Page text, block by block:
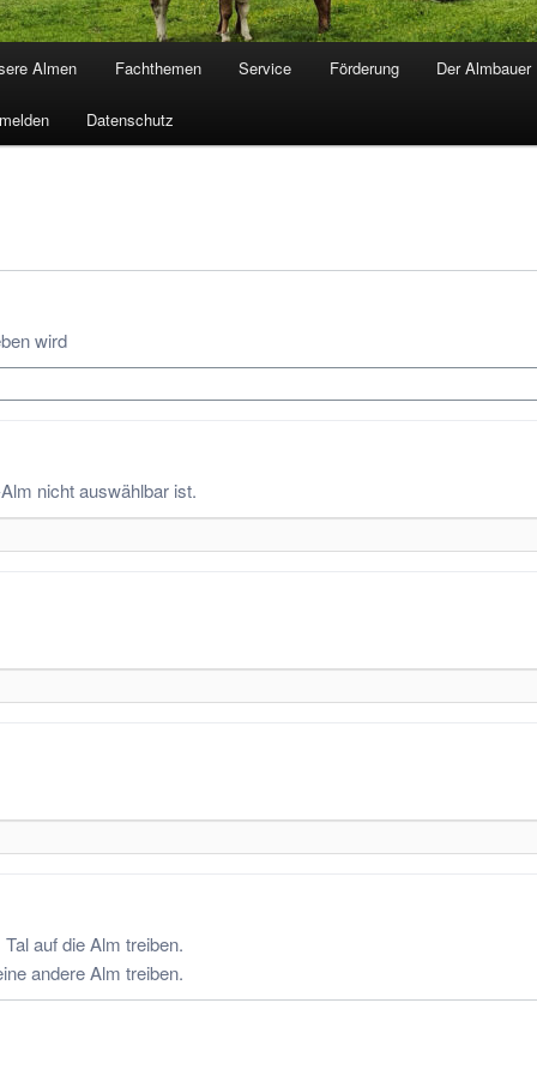
Almen Fachthemen Service Förderung Der Almbauer
Datenschutz
wird
nicht auswählbar ist.
auf die Alm treiben.
andere Alm treiben.